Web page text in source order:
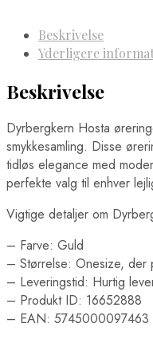
Beskrivelse
Yderligere
Beskrivelse
Dyrbergkern Hosta
smykkesamling. Disse
tidløs elegance med
perfekte valg til enhver
Vigtige detaljer om
– Farve: Guld
– Størrelse: Onesize, der
– Leveringstid: Hurtig
– Produkt ID: 16652888
– EAN: 5745000097463